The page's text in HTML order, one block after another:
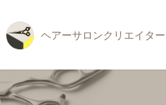
ン
テ
へ
ヘアーサロ ンク リ エイ ター